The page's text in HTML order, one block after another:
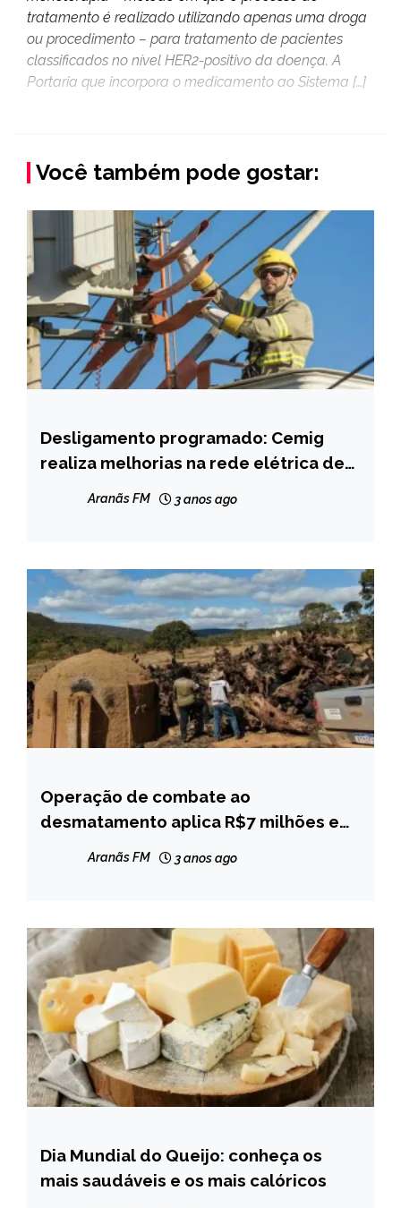
tratamento é realizado utilizando apenas uma droga
ou procedimento – para tratamento de pacientes
classificados no nível HER2-positivo da doença. A
Portaria que incorpora o medicamento ao Sistema […]
Você também pode gostar:
CAPELINHA
NOTÍCIAS
Desligamento programado: Cemig
realiza melhorias na rede elétrica de
Aranãs FM 3 anos ago
NOTÍCIAS
Operação de combate ao
desmatamento aplica R$7 milhões em
Aranãs FM 3 anos ago
BRASIL
CAPELINHA
Dia Mundial do Queijo: conheça os
mais saudáveis e os mais calóricos